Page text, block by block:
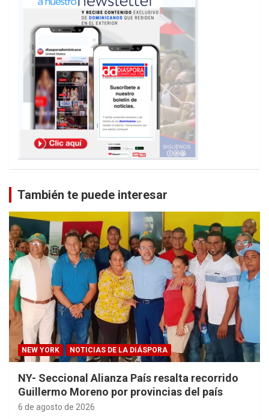
También te puede interesar
NEW YORK NOTICIAS DE LA DIÁSPORA
NY- Seccional Alianza País resalta recorrido
Guillermo Moreno por provincias del país
6 de agosto de 2026